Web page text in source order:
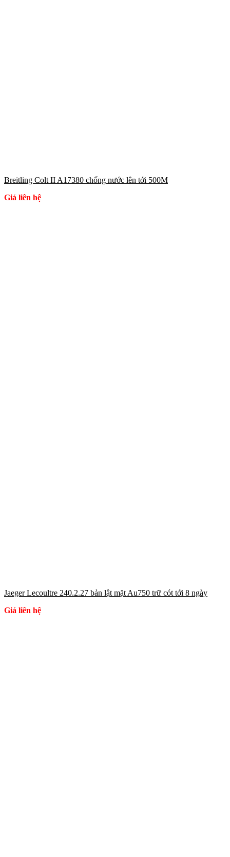
Breitling Colt II A17380 chống nước lên tới 500M
Giá liên hệ
Jaeger Lecoultre 240.2.27 bản lật mặt Au750 trữ cót tới 8 ngày
Giá liên hệ